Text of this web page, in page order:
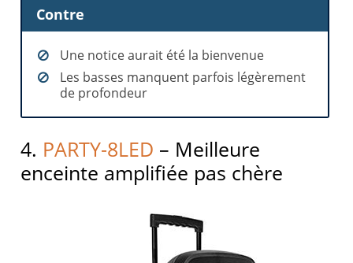
Contre
Une notice aurait été la bienvenue
Les basses manquent parfois légèrement
de profondeur
4. PARTY-8LED – Meilleure
enceinte amplifiée pas chère